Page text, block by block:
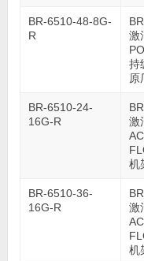
BR-6510-48-8G-
R
激
持
原
BR-6510-24-
16G-R
激
机
BR-6510-36-
16G-R
激
机